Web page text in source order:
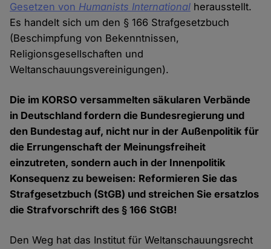
Gesetzen von Humanists International herausstellt.
Es handelt sich um den § 166 Strafgesetzbuch
(Beschimpfung von Bekenntnissen,
Religionsgesellschaften und
Weltanschauungsvereinigungen).
Die im KORSO versammelten säkularen Verbände
in Deutschland fordern die Bundesregierung und
den Bundestag auf, nicht nur in der Außenpolitik für
die Errungenschaft der Meinungsfreiheit
einzutreten, sondern auch in der Innenpolitik
Konsequenz zu beweisen: Reformieren Sie das
Strafgesetzbuch (StGB) und streichen Sie ersatzlos
die Strafvorschrift des § 166 StGB!
Den Weg hat das Institut für Weltanschauungsrecht